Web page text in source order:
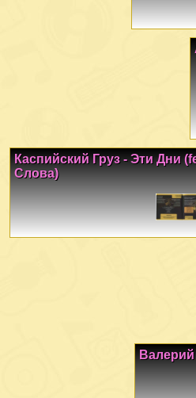
Каспийский Груз - Эти Дни
Слова)